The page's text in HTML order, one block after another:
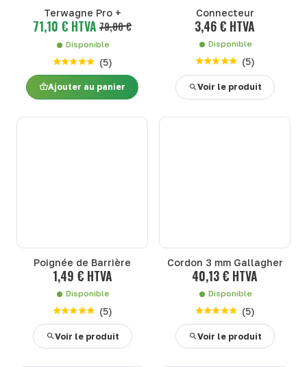
Terwagne Pro +
71,10 € HTVA 79,00 €
Disponible
(5)
Ajouter au panier
Connecteur
3,46 € HTVA
Disponible
(5)
Voir le produit
Poignée de Barrière
1,49 € HTVA
Disponible
(5)
Voir le produit
Cordon 3 mm Gallagher
40,13 € HTVA
Disponible
(5)
Voir le produit